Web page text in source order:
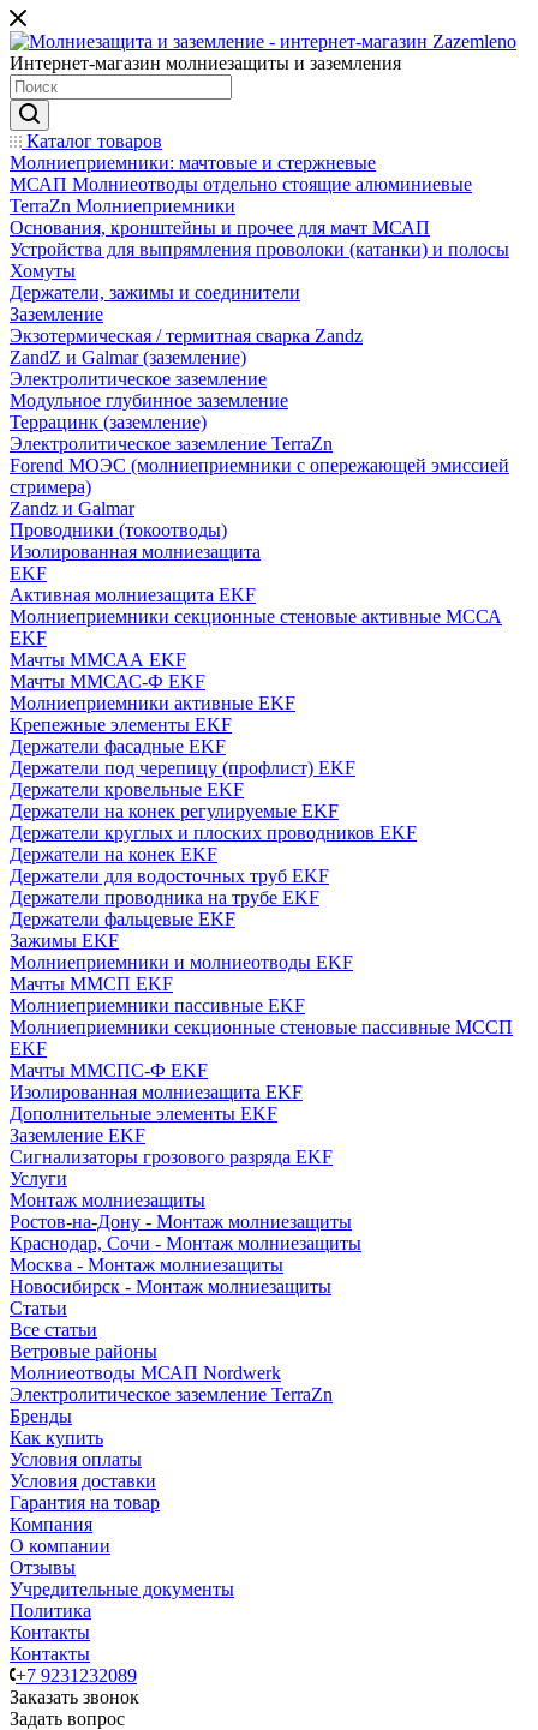
Интернет-магазин молниезащиты и заземления
Каталог товаров
Молниеприемники: мачтовые и стержневые
МСАП Молниеотводы отдельно стоящие алюминиевые
TerraZn Молниеприемники
Основания, кронштейны и прочее для мачт МСАП
Устройства для выпрямления проволоки (катанки) и полосы
Хомуты
Держатели, зажимы и соединители
Заземление
Экзотермическая / термитная сварка Zandz
ZandZ и Galmar (заземление)
Электролитическое заземление
Модульное глубинное заземление
Террацинк (заземление)
Электролитическое заземление TerraZn
Forend МОЭС (молниеприемники с опережающей эмиссией
стримера)
Zandz и Galmar
Проводники (токоотводы)
Изолированная молниезащита
EKF
Активная молниезащита EKF
Молниеприемники секционные стеновые активные МССА
EKF
Мачты ММСАА EKF
Мачты ММСАС-Ф EKF
Молниеприемники активные EKF
Крепежные элементы EKF
Держатели фасадные EKF
Держатели под черепицу (профлист) EKF
Держатели кровельные EKF
Держатели на конек регулируемые EKF
Держатели круглых и плоских проводников EKF
Держатели на конек EKF
Держатели для водосточных труб EKF
Держатели проводника на трубе EKF
Держатели фальцевые EKF
Зажимы EKF
Молниеприемники и молниеотводы EKF
Мачты ММСП EKF
Молниеприемники пассивные EKF
Молниеприемники секционные стеновые пассивные МССП
EKF
Мачты ММСПС-Ф EKF
Изолированная молниезащита EKF
Дополнительные элементы EKF
Заземление EKF
Сигнализаторы грозового разряда EKF
Услуги
Монтаж молниезащиты
Ростов-на-Дону - Монтаж молниезащиты
Краснодар, Сочи - Монтаж молниезащиты
Москва - Монтаж молниезащиты
Новосибирск - Монтаж молниезащиты
Статьи
Все статьи
Ветровые районы
Молниеотводы МСАП Nordwerk
Электролитическое заземление TerraZn
Бренды
Как купить
Условия оплаты
Условия доставки
Гарантия на товар
Компания
О компании
Отзывы
Учредительные документы
Политика
Контакты
Контакты
+7 9231232089
Заказать звонок
Задать вопрос